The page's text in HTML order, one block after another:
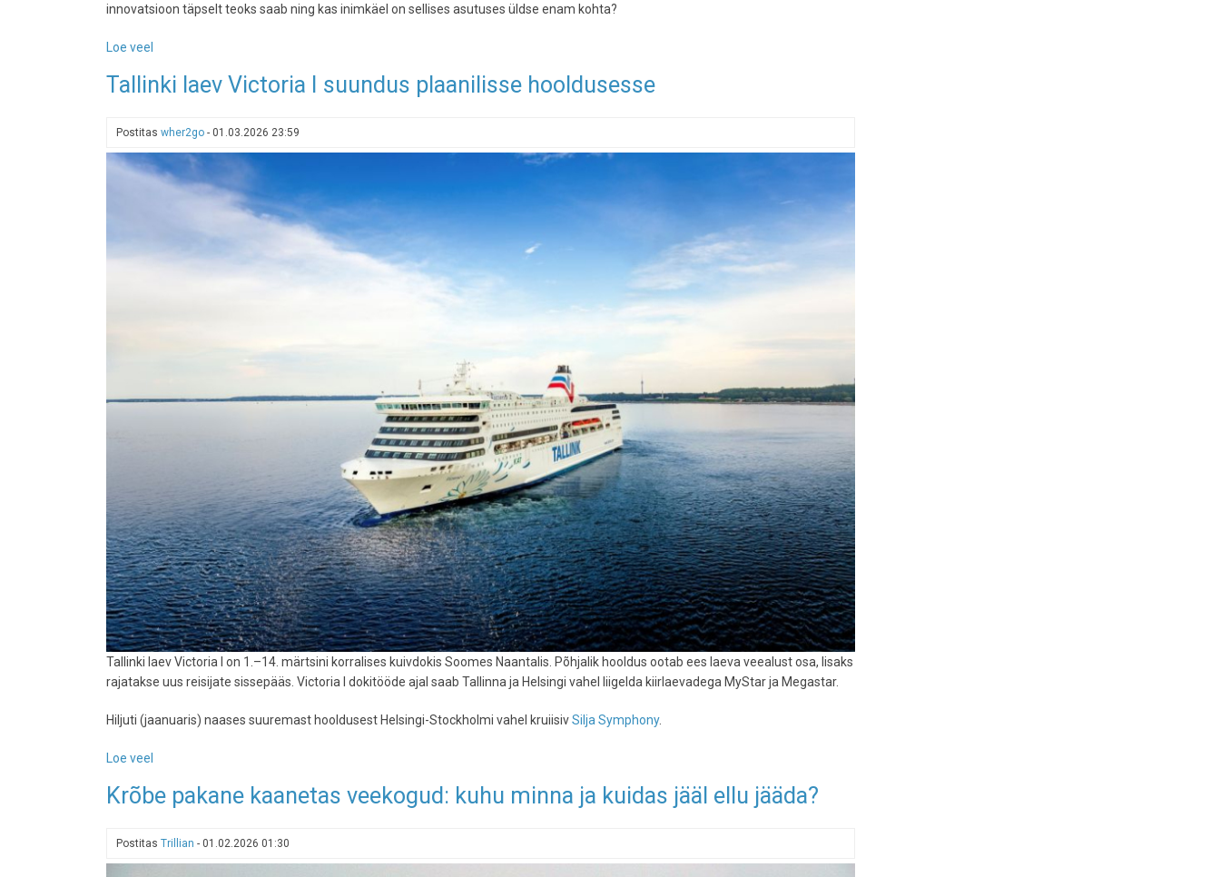
innovatsioon täpselt teoks saab ning kas inimkäel on sellises asutuses üldse enam kohta?
Loe veel
esimene
robotite
hotell
avab
Tallinki laev Victoria I suundus plaanilisse hooldusesse
Postitas wher2go - 01.03.2026 23:59
Tallinki laev Victoria I on 1.–14. märtsini korralises kuivdokis Soomes Naantalis. Põhjalik hooldus ootab ees laeva veealust osa, lisaks
rajatakse uus reisijate sissepääs. Victoria I dokitööde ajal saab Tallinna ja Helsingi vahel liigelda kiirlaevadega MyStar ja Megastar.
Hiljuti (jaanuaris) naases suuremast hooldusest Helsingi-Stockholmi vahel kruiisivSilja Symphony.
Loe veel
laev
I
Krõbe pakane kaanetas veekogud: kuhu minna ja kuidas jääl ellu jääda?
Postitas Trillian - 01.02.2026 01:30